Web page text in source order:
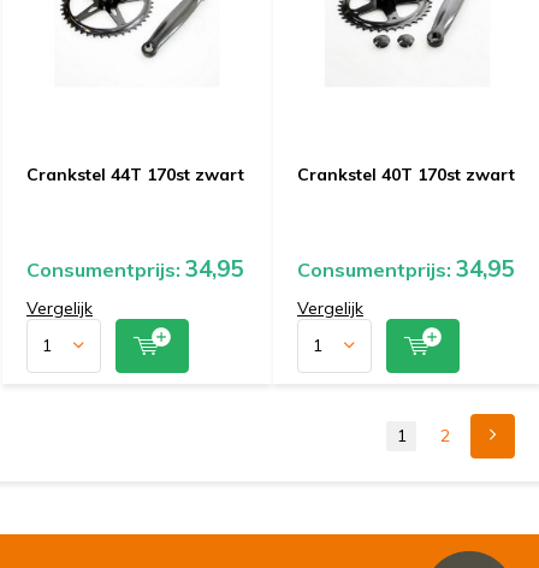
Crankstel 44T 170st zwart
Consumentprijs: 34,95
Vergelijk
Crankstel 40T 170st zwart
Consumentprijs: 34,95
Vergelijk
1 2